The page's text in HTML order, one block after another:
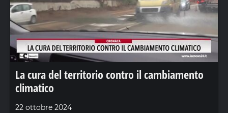
La cura del territorio contro il cambiamento
climatico
22 ottobre 2024